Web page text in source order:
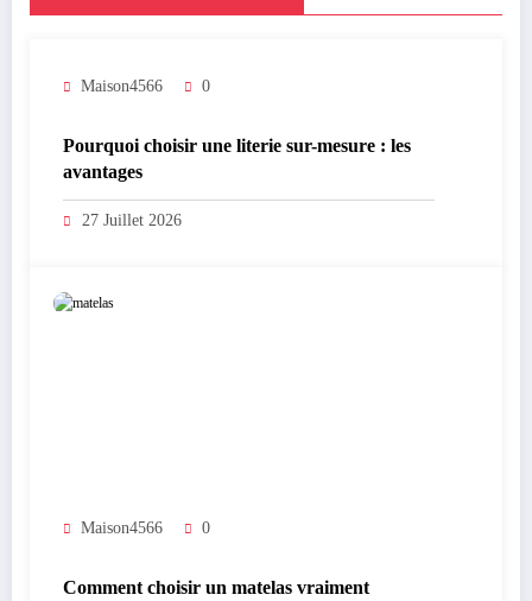
Maison4566 0
Pourquoi choisir une literie sur-mesure : les
avantages
27 Juillet 2026
Maison4566 0
Comment choisir un matelas vraiment